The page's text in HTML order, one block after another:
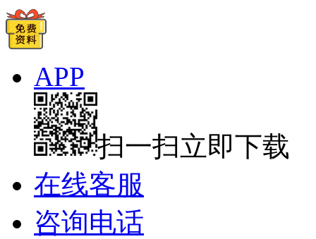
APP
扫一扫立即下载
在线客服
咨询电话